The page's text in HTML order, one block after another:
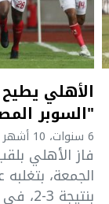
الأهلي
"السوبر
6 سنوات، 10 أشهر ago
فاز الأهلي
الجمعة،